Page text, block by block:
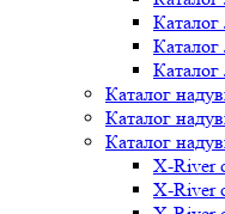
Каталог
Каталог
Каталог
X-River
X-River